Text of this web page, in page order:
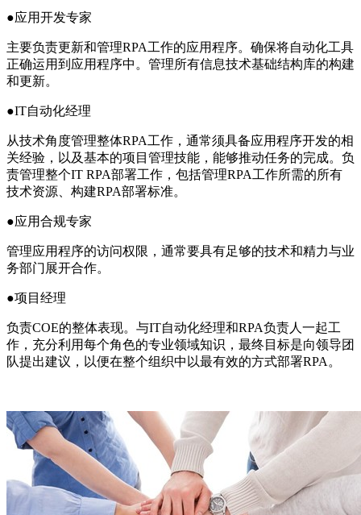
●应用开发专家
主要负责更新和管理RPA工作的应用程序。确保将自动化工具
正确运用到应用程序中。管理所有信息技术基础结构库的构建
和更新。
●IT自动化经理
从技术角度管理整体RPA工作，通常须具备应用程序开发的相
关经验，以及基本的项目管理技能，能够推动任务的完成。负
责管理整个IT RPA部署工作，包括管理RPA工作所需的所有
技术资源、构建RPA部署标准。
●应用合规专家
管理应用程序的访问权限，通常要具有足够的技术和精力与业
务部门展开合作。
●项目经理
负责COE的整体表现。与IT自动化经理和RPA负责人一起工
作，充分利用每个角色的专业领域知识，最终目标是向领导团
队提出建议，以便在整个组织中以最有效的方式部署RPA。